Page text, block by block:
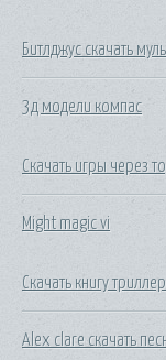
Битлджус скачать
3д модели компас
Скачать игры через
Might magic vi
Скачать книгу
Alex clare скачать